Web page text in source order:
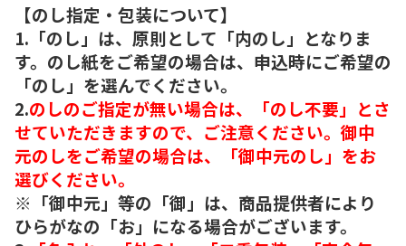
【のし指定・包装について】
1.「のし」は、原則として「内のし」となりま
す。のし紙をご希望の場合は、申込時にご希望の
「のし」を選んでください。
2.のしのご指定が無い場合は、「のし不要」とさ
せていただきますので、ご注意ください。御中
元のしをご希望の場合は、「御中元のし」をお
選びください。
※「御中元」等の「御」は、商品提供者により
ひらがなの「お」になる場合がございます。